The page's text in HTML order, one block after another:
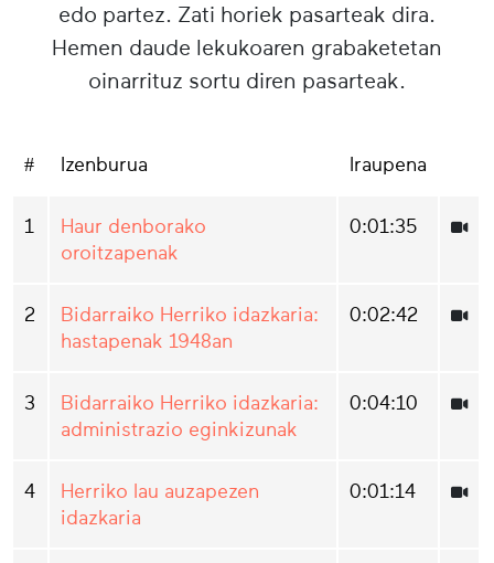
edo partez. Zati horiek pasarteak dira.
Hemen daude lekukoaren grabaketetan
oinarrituz sortu diren pasarteak.
# Izenburua Iraupena
1
Haur denborako
oroitzapenak
0:01:35
2
Bidarraiko Herriko idazkaria:
hastapenak 1948an
0:02:42
3
Bidarraiko Herriko idazkaria:
administrazio eginkizunak
0:04:10
4
Herriko lau auzapezen
idazkaria
0:01:14